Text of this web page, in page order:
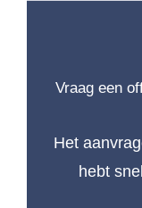
Vraag een
Het
hebt